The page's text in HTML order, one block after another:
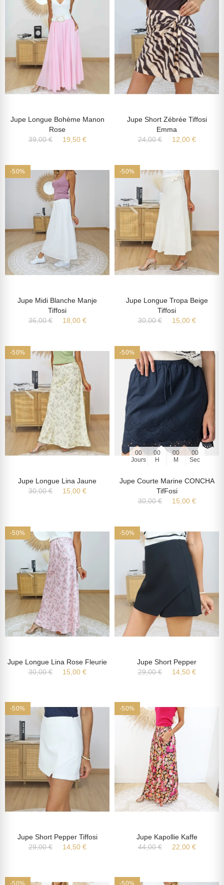
Jupe Longue Bohème Manon
Rose
39,00 €
19,50 €
Jupe Short Zébrée Tiffosi
Emma
24,00 €
12,00 €
-50%
Jupe Midi Blanche Manje
Tiffosi
36,00 €
18,00 €
-50%
Jupe Longue Tropa Beige
Tiffosi
30,00 €
15,00 €
-50%
Jupe Longue Lina Jaune
30,00 €
15,00 €
-50%
00
Jours
00
H
00
M
00
Sec
Jupe Courte Marine CONCHA
TifFosi
30,00 €
15,00 €
-50%
Jupe Longue Lina Rose Fleurie
30,00 €
15,00 €
-50%
Jupe Short Pepper
29,00 €
14,50 €
-50%
Jupe Short Pepper Tiffosi
29,00 €
14,50 €
-50%
Jupe Kapollie Kaffe
44,00 €
22,00 €
-50% -50%